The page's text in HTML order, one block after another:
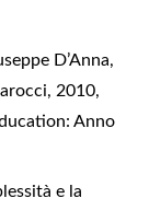
D’Anna,
2010,
Anno
e la